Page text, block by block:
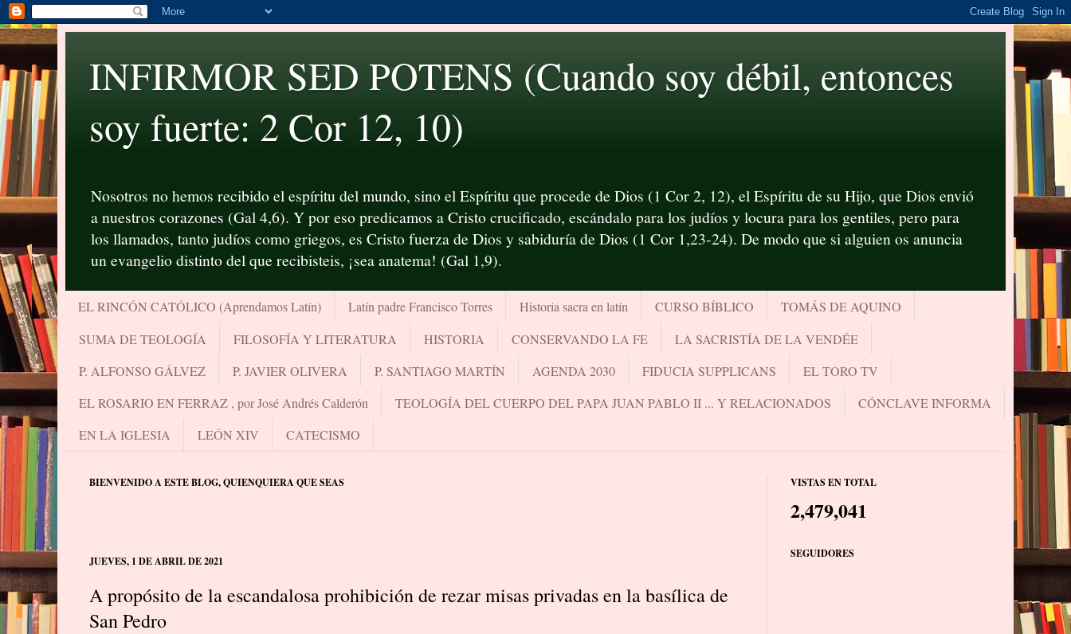
INFIRMOR SED POTENS (Cuando soy débil, entonces
soy fuerte: 2 Cor 12, 10)
Nosotros no hemos recibido el espíritu del mundo, sino el Espíritu que procede de Dios (1 Cor 2, 12), el Espíritu de su Hijo, que Dios envió
a nuestros corazones (Gal 4,6). Y por eso predicamos a Cristo crucificado, escándalo para los judíos y locura para los gentiles, pero para
los llamados, tanto judíos como griegos, es Cristo fuerza de Dios y sabiduría de Dios (1 Cor 1,23-24). De modo que si alguien os anuncia
un evangelio distinto del que recibisteis, ¡sea anatema! (Gal 1,9).
EL RINCÓN CATÓLICO (Aprendamos Latín) Latín padre Francisco Torres Historia sacra en latín CURSO BÍBLICO
TOMÁS DE AQUINO
SUMA DE TEOLOGÍA
FILOSOFÍA Y LITERATURA HISTORIA CONSERVANDO LA FE
LA SACRISTÍA DE LA VENDÉE
P. ALFONSO GÁLVEZ
P. JAVIER OLIVERA P. SANTIAGO MARTÍN AGENDA 2030 FIDUCIA SUPPLICANS
EL TORO TV
EL ROSARIO EN FERRAZ , por José Andrés Calderón
TEOLOGÍA DEL CUERPO DEL PAPA JUAN PABLO II ... Y RELACIONADOS
CÓNCLAVE INFORMA
EN LA IGLESIA
LEÓN XIV CATECISMO
BIENVENIDO A ESTE BLOG, QUIENQUIERA QUE SEAS
JUEVES, 1 DE ABRIL DE 2021
A propósito de la escandalosa prohibición de rezar misas privadas en la basílica de
San Pedro
VISTAS EN TOTAL
2,479,041
SEGUIDORES